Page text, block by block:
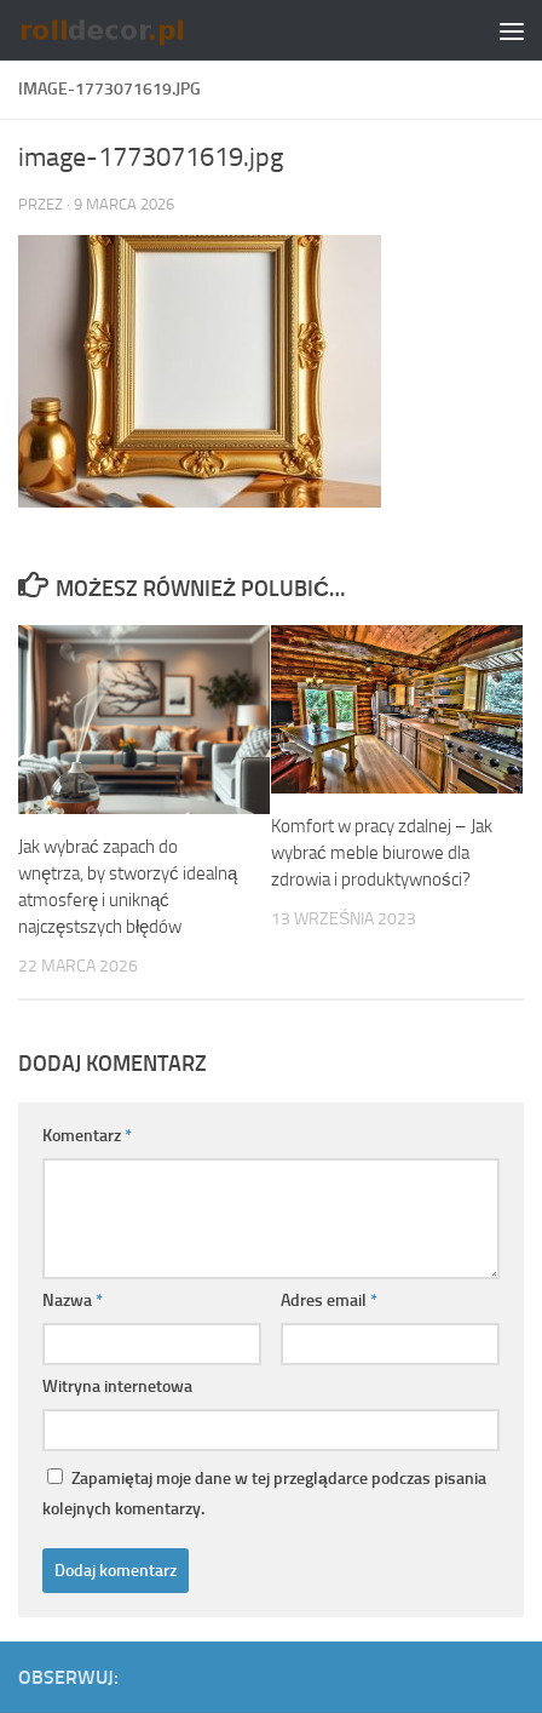
Skip to content
IMAGE-1773071619.JPG
image-1773071619.jpg
PRZEZ · 9 MARCA 2026
MOŻESZ RÓWNIEŻ POLUBIĆ…
Jak wybrać zapach do
wnętrza, by stworzyć idealną
atmosferę i uniknąć
najczęstszych błędów
22 MARCA 2026
Komfort w pracy zdalnej – Jak
wybrać meble biurowe dla
zdrowia i produktywności?
13 WRZEŚNIA 2023
DODAJ KOMENTARZ
Komentarz*
Nazwa* Adres email *
Witryna internetowa
Zapamiętaj moje dane w tej przeglądarce podczas pisania
kolejnych komentarzy.
OBSERWUJ: